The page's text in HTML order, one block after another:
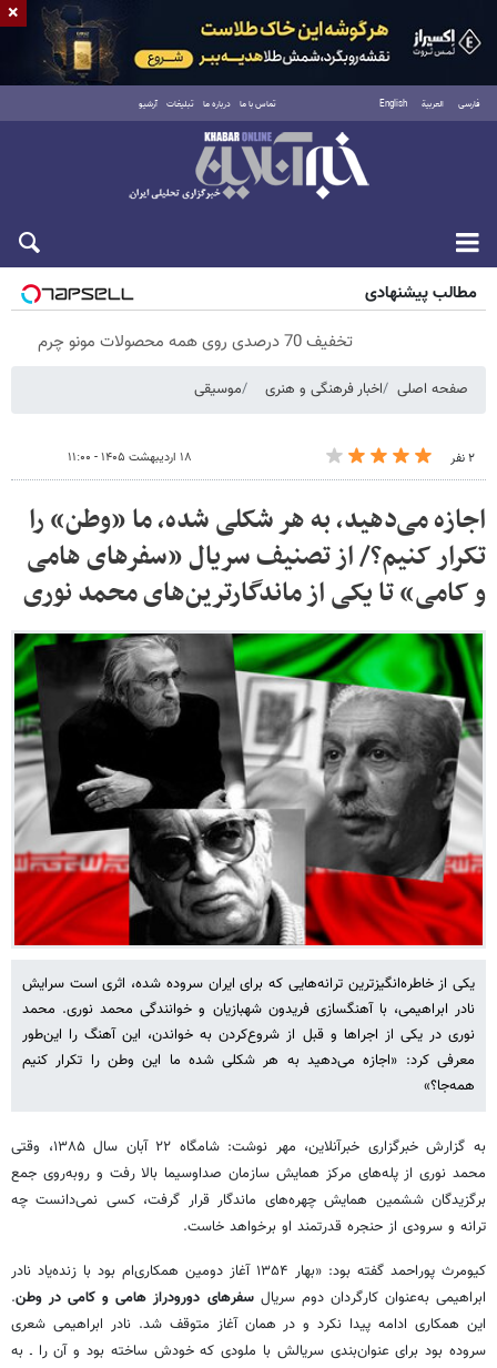
فارسی العربية English تماس با ما درباره ما تبلیغات آرشیو
پنجشنبه ۱۵ مرداد ۱۴۰۵
مطالب پیشنهادی
تخفیف 70 درصدی روی همه محصولات مونو چرم
صفحه اصلی اخبار فرهنگی و هنری موسیقی
۲ نفر ۱۸ اردیبهشت ۱۴۰۵ - ۱۱:۰۰
اجازه می‌دهید، به هر شکلی شده، ما «وطن» را
تکرار کنیم؟/ از تصنیف سریال «سفرهای هامی‌
و کامی‌» تا یکی از ماندگارترین‌های محمد نوری
یکی از خاطره‌انگیزترین ترانه‌هایی که برای ایران سروده شده، اثری است سرایش
نادر ابراهیمی، با آهنگسازی فریدون شهبازیان و خوانندگی محمد نوری. محمد
نوری در یکی از اجراها و قبل از شروع‌کردن به خواندن، این‌ آهنگ را این‌طور
معرفی کرد: «اجازه می‌دهید به هر شکلی شده ما این وطن را تکرار کنیم
همه‌جا؟»
به گزارش خبرگزاری خبرآنلاین، مهر نوشت: شامگاه ۲۲ آبان سال ۱۳۸۵، وقتی
محمد نوری از پله‌های مرکز همایش سازمان صداوسیما بالا رفت و روبه‌روی جمع
برگزیدگان ششمین همایش چهره‌های ماندگار قرار گرفت، کسی نمی‌دانست چه
ترانه و سرودی از حنجره قدرتمند او برخواهد خاست.
کیومرث پوراحمد گفته بود: «بهار ۱۳۵۴ آغاز دومین همکاری‌ام بود با زنده‌یاد نادر
ابراهیمی‌ به‌عنوان کارگردان دوم سریالسفرهای دورودراز هامی‌ و کامی‌ در وطن.‌
این همکاری ادامه پیدا نکرد و در همان آغاز متوقف شد. نادر ابراهیمی‌ شعری
سروده بود برای عنوان‌بندی سریالش با ملودی که خودش ساخته بود و آن را ـ به
×